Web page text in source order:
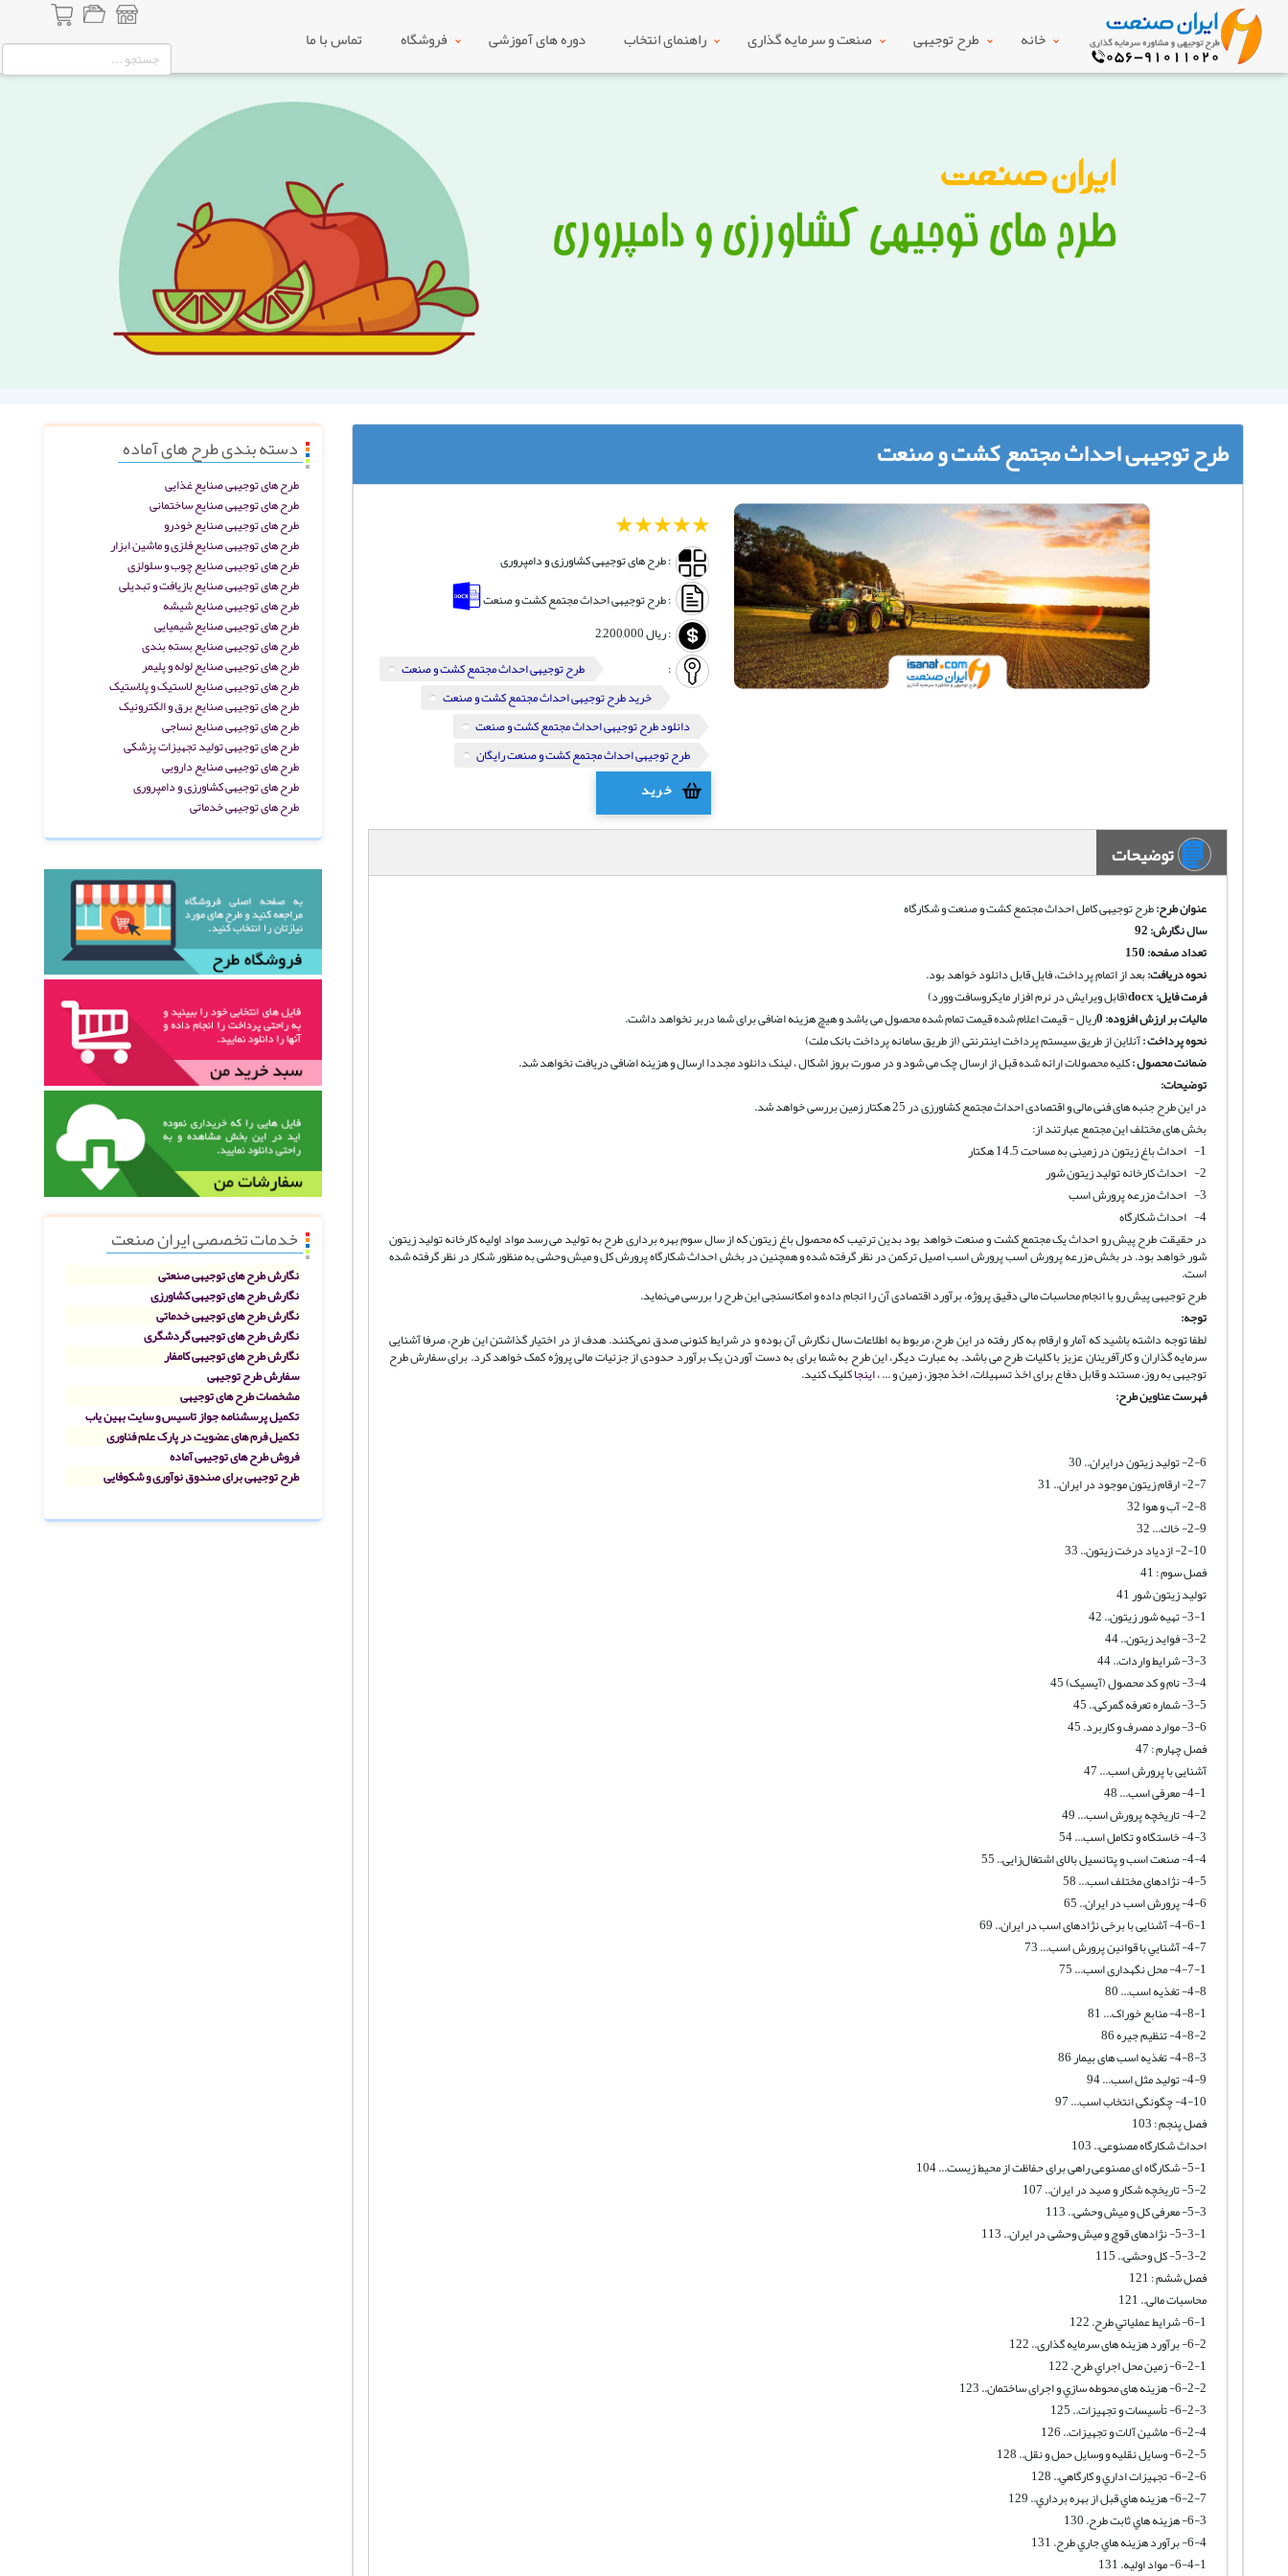
خانه طرح توجیهی صنعت و سرمایه گذاری راهنمای انتخاب دوره های آموزشی فروشگاه تماس با ما
دسته بندی طرح های آماده
طرح های توجیهی صنایع غذایی
طرح های توجیهی صنایع ساختمانی
طرح های توجیهی صنایع خودرو
طرح های توجیهی صنایع فلزی و ماشین ابزار
طرح های توجیهی صنایع چوب و سلولزی
طرح های توجیهی صنایع بازیافت و تبدیلی
طرح های توجیهی صنایع شیشه
طرح های توجیهی صنایع شیمیایی
طرح های توجیهی صنایع بسته بندی
طرح های توجیهی صنایع لوله و پلیمر
طرح های توجیهی صنایع لاستیک و پلاستیک
طرح های توجیهی صنایع برق و الکترونیک
طرح های توجیهی صنایع نساجی
طرح های توجیهی تولید تجهیزات پزشکی
طرح های توجیهی صنایع دارویی
طرح های توجیهی کشاورزی و دامپروری
طرح های توجیهی خدماتی
خدمات تخصصی ایران صنعت
نگارش طرح های توجیهی صنعتی
نگارش طرح های توجیهی کشاورزی
نگارش طرح های توجیهی خدماتی
نگارش طرح های توجیهی گردشگری
نگارش طرح های توجیهی کامفار
سفارش طرح توجیهی
مشخصات طرح های توجیهی
تکمیل پرسشنامه جواز تاسیس و سایت بهین یاب
تکمیل فرم های عضویت در پارک علم فناوری
فروش طرح های توجیهی آماده
طرح توجیهی برای صندوق نوآوری و شکوفایی
طرح توجیهی احداث مجتمع کشت و صنعت
5
4
3
2
: طرح های توجیهی کشاورزی و دامپروری
: طرح توجیهی احداث مجتمع کشت و صنعت
:ریال2,200,000
:
طرح توجیهی احداث مجتمع کشت و صنعت
خرید طرح توجیهی احداث مجتمع کشت و صنعت
دانلود طرح توجیهی احداث مجتمع کشت و صنعت
طرح توجیهی احداث مجتمع کشت و صنعت رایگان
خرید
توضیحات
عنوان طرح:طرح توجیهی کامل احداث مجتمع کشت و صنعت و شکارگاه
سال نگارش: 92
تعداد صفحه: 150
نحوه دریافت:بعد از اتمام پرداخت، فایل قابل دانلود خواهد بود.
فرمت فایل:docx(قابل ویرایش در نرم افزار مایکروسافت وورد)
مالیات بر ارزش افزوده:0ریال - قیمت اعلام شده قیمت تمام شده محصول می باشد و هیچ هزینه اضافی برای شما دربر نخواهد داشت.
نحوه پرداخت :آنلاین از طریق سیستم پرداخت اینترنتی (از طریق سامانه پرداخت بانک ملت)
ضمانت محصول :کلیه محصولات ارائه شده قبل از ارسال چک می شود و در صورت بروز اشکال ، لینک دانلود مجددا ارسال و هزینه اضافی دریافت نخواهد شد.
توضیحات:
در این طرح جنبه های فنی مالی و اقتصادی احداث مجتمع کشاورزی در 25 هکتار زمین بررسی خواهد شد.
بخش های مختلف این مجتمع عبارتند از:
1- احداث باغ زیتون در زمینی به مساحت 14.5 هکتار
2- احداث کارخانه تولید زیتون شور
3- احداث مزرعه پرورش اسب
4- احداث شکارگاه
در حقیقت طرح پیش رو احداث یک مجتمع کشت و صنعت خواهد بود بدین ترتیب که محصول باغ زیتون که از سال سوم بهره برداری طرح به تولید می رسد مواد اولیه کارخانه تولید زیتون
شور خواهد بود. در بخش مزرعه پرورش اسب پرورش اسب اصیل ترکمن در نظر گرفته شده و همچنین در بخش احداث شکارگاه پرورش کل و میش وحشی به منظور شکار در نظر گرفته شده
است.
طرح توجیهی پیش رو با انجام محاسبات مالی دقیق پروژه، برآورد اقتصادی آن را انجام داده و امکانسنجی این طرح را بررسی می‌نماید.
توجه:
لطفا توجه داشته باشید که آمار و ارقام به کار رفته در این طرح، مربوط به اطلاعات سال نگارش آن بوده و در شرایط کنونی صدق نمی‌کنند. هدف از در اختیار گذاشتن این طرح، صرفا آشنایی
سرمایه گذاران و کارآفرینان عزیز با کلیات طرح می باشد. به عبارت دیگر، این طرح به شما برای به دست آوردن یک برآورد حدودی از جزئیات مالی پروژه کمک خواهد کرد. برای سفارش طرح
توجیهی به روز، مستند و قابل دفاع برای اخذ تسهیلات، اخذ مجوز، زمین و ... ،اینجاکلیک کنید.
فهرست عناوین طرح:
2-6- تولید زیتون درایران.. 30
2-7- ارقام زیتون موجود در ایران.. 31
2-8- آب و هوا 32
2-9- خاك... 32
2-10- ازدياد درخت زيتون.. 33
فصل سوم : 41
تولید زیتون شور 41
3-1- تهیه شور زیتون.. 42
3-2- فواید زیتون.. 44
3-3- شرایط واردات.. 44
3-4- نام و کد محصول (آیسیک) 45
3-5- شماره تعرفه گمرکی.. 45
3-6- موارد مصرف و کاربرد. 45
فصل چهارم : 47
آشنایی با پرورش اسب... 47
4-1- معرفی اسب... 48
4-2- تاریخچه پرورش اسب... 49
4-3- خاستگاه و تکامل اسب... 54
4-4- صنعت اسب و پتانسیل بالای اشتغال‌زایی.. 55
4-5- نژادهای مختلف اسب... 58
4-6- پرورش اسب در ایران.. 65
4-6-1- آشنایی با برخی نژادهای اسب در ایران.. 69
4-7- آشنايي با قوانين پرورش اسب... 73
4-7-1- محل نگهداری اسب... 75
4-8- تغذیه اسب... 80
4-8-1- منابع خوراک... 81
4-8-2- تنظيم جيره 86
4-8-3- تغذیه اسب های بیمار 86
4-9- تولید مثل اسب... 94
4-10- چگونگی انتخاب اسب... 97
فصل پنجم : 103
احداث شکارگاه مصنوعی.. 103
5-1- شکارگاه ای مصنوعی راهی برای حفاظت از محیط زیست... 104
5-2- تاریخچه شکار و صید در ایران.. 107
5-3- معرفی کل و میش وحشی.. 113
5-3-1- نژادهای قوچ و میش وحشی در ایران.. 113
5-3-2- کل وحشی.. 115
فصل ششم : 121
محاسبات مالی.. 121
6-1- شرايط عملياتي طرح. 122
6-2- برآورد هزینه های سرمایه گذاری.. 122
6-2-1- زمين محل اجراي طرح. 122
6-2-2- هزینه های محوطه سازي و اجرای ساختمان.. 123
6-2-3- تأسيسات و تجهيزات.. 125
6-2-4- ماشين آلات و تجهيزات.. 126
6-2-5- وسايل نقليه و وسايل حمل و نقل.. 128
6-2-6- تجهيزات اداري و كارگاهي.. 128
6-2-7- هزينه هاي قبل از بهره برداري.. 129
6-3- هزينه هاي ثابت طرح. 130
6-4- برآورد هزينه هاي جاري طرح. 131
6-4-1- مواد اوليه. 131